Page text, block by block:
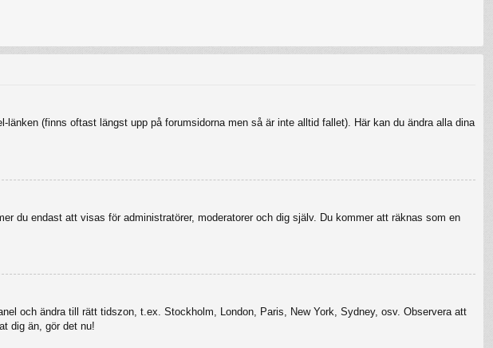
(finns oftast längst upp på forumsidorna men så är inte alltid fallet). Här kan du ändra alla dina
du endast att visas för administratörer, moderatorer och dig själv. Du kommer att räknas som en
och ändra till rätt tidszon, t.ex. Stockholm, London, Paris, New York, Sydney, osv. Observera att
dig än, gör det nu!